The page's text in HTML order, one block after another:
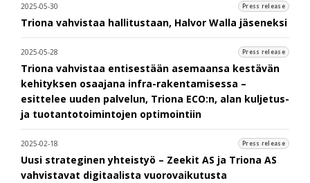
2025-05-30 Press release
Triona vahvistaa hallitustaan, Halvor Walla jäseneksi
2025-05-28 Press release
Triona vahvistaa entisestään asemaansa kestävän
kehityksen osaajana infra-rakentamisessa –
esittelee uuden palvelun, Triona ECO:n, alan kuljetus-
ja tuotantotoimintojen optimointiin
2025-02-18 Press release
Uusi strateginen yhteistyö – Zeekit AS ja Triona AS
vahvistavat digitaalista vuorovaikutusta